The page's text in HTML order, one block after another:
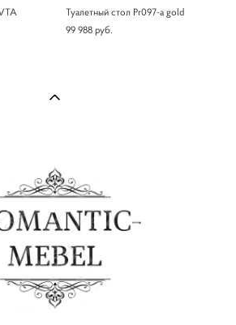
Туалетный стол Pr097-a gold
99 988 pуб.